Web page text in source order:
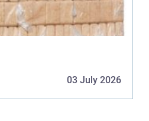
03 July 2026